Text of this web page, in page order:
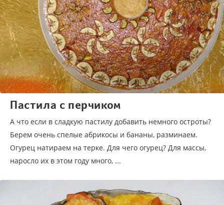
Пастила с перчиком
А что если в сладкую пастилу добавить немного остроты?
Берем очень спелые абрикосы и бананы, разминаем.
Огурец натираем на терке. Для чего огурец? Для массы,
наросло их в этом году много, ...